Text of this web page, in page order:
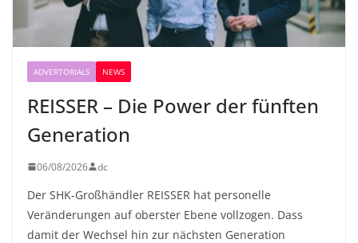
ADVERTORIALS NEWS
REISSER – Die Power der fünften
Generation
06/08/2026 dc
Der SHK-Großhändler REISSER hat personelle
Veränderungen auf oberster Ebene vollzogen. Dass
damit der Wechsel hin zur nächsten Generation